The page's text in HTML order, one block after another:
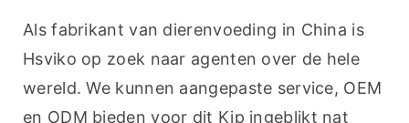
Als fabrikant van dierenvoeding in China is
Hsviko op zoek naar agenten over de hele
wereld. We kunnen aangepaste service, OEM
en ODM bieden voor dit Kip ingeblikt nat